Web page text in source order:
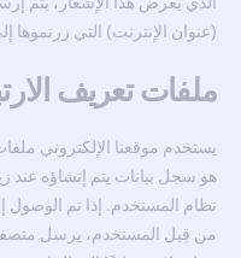
(عنوان الإنترنت) التي زرتموها
ملفات تعريف
يستخدم موقعنا الإلكتروني
هو سجل بيانات يتم إنشاؤه عند
نظام المستخدم. إذا تم الوصول
من قِبل المستخدم، يرسل